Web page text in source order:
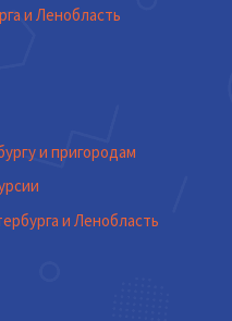
и Ленобласть
и пригородам
и Ленобласть